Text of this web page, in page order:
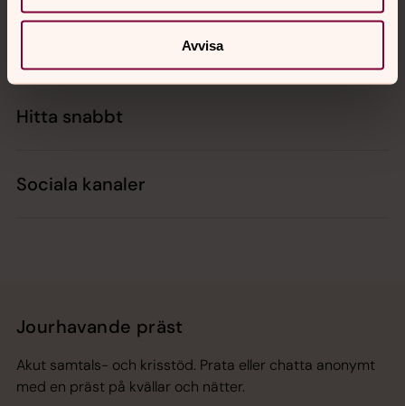
Avvisa
Hitta snabbt
Sociala kanaler
Jourhavande präst
Akut samtals- och krisstöd. Prata eller chatta anonymt
med en präst på kvällar och nätter.